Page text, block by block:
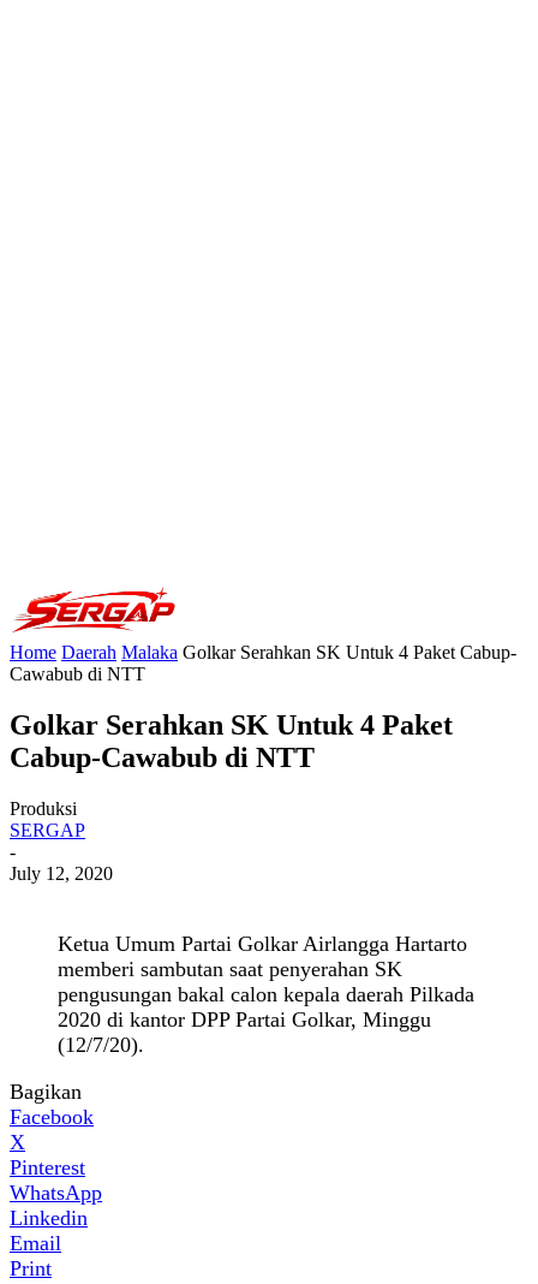
Home Daerah Malaka Golkar Serahkan SK Untuk 4 Paket Cabup-
Cawabub di NTT
Golkar Serahkan SK Untuk 4 Paket
Cabup-Cawabub di NTT
Produksi
SERGAP
-
July 12, 2020
Ketua Umum Partai Golkar Airlangga Hartarto
memberi sambutan saat penyerahan SK
pengusungan bakal calon kepala daerah Pilkada
2020 di kantor DPP Partai Golkar, Minggu
(12/7/20).
Bagikan
Facebook
X
Pinterest
WhatsApp
Linkedin
Email
Print